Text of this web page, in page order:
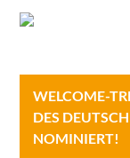
WELCOME-
DES
NOMINIERT!